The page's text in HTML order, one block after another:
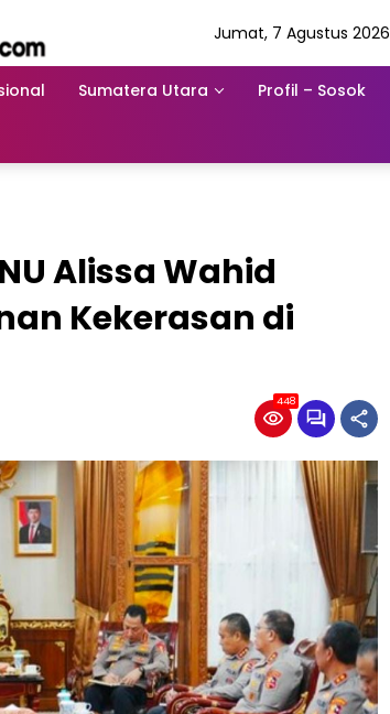
Jumat, 7 Agustus 2026
Sumatera Utara Profil – Sosok
Alissa Wahid
Kekerasan di
448